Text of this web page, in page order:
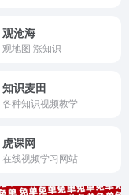
观沧海
观地图 涨知识
知识麦田
各种知识视频教学
虎课网
在线视频学习网站